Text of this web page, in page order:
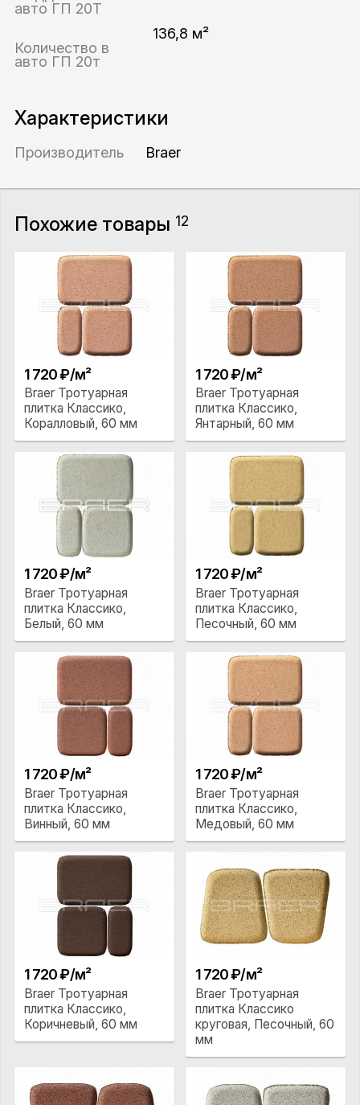
авто ГП 20Т
Количество в
авто ГП 20т
136,8 м²
Характеристики
Производитель Braer
Похожие товары 12
1 720 ₽/м²
Braer Тротуарная
плитка Классико,
Коралловый, 60 мм
1 720 ₽/м²
Braer Тротуарная
плитка Классико,
Янтарный, 60 мм
1 720 ₽/м²
Braer Тротуарная
плитка Классико,
Белый, 60 мм
1 720 ₽/м²
Braer Тротуарная
плитка Классико,
Песочный, 60 мм
1 720 ₽/м²
Braer Тротуарная
плитка Классико,
Винный, 60 мм
1 720 ₽/м²
Braer Тротуарная
плитка Классико,
Медовый, 60 мм
1 720 ₽/м²
Braer Тротуарная
плитка Классико,
Коричневый, 60 мм
1 720 ₽/м²
Braer Тротуарная
плитка Классико
круговая, Песочный, 60
мм